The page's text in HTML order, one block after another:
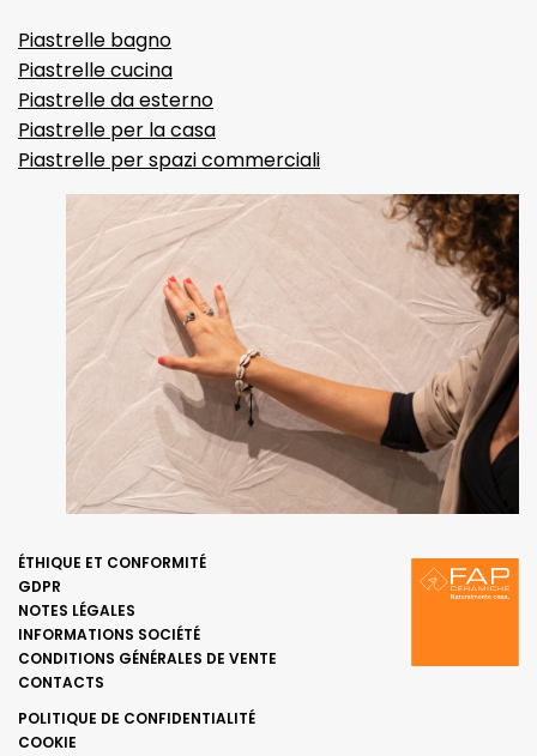
Piastrelle bagno
Piastrelle cucina
Piastrelle da esterno
Piastrelle per la casa
Piastrelle per spazi commerciali
ÉTHIQUE ET CONFORMITÉ
GDPR
NOTES LÉGALES
INFORMATIONS SOCIÉTÉ
CONDITIONS GÉNÉRALES DE VENTE
CONTACTS
POLITIQUE DE CONFIDENTIALITÉ
COOKIE